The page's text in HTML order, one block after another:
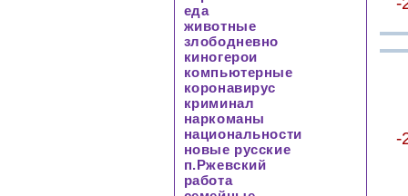
-
еда
животные
злободневно
киногерои
компьютерные
коронавирус
криминал
наркоманы
национальности
новые русские
п.Ржевский
работа